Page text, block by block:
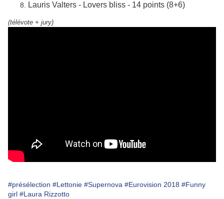
Lauris Valters - Lovers bliss - 14 points (8+6)
(télévote + jury)
#présélection #Lettonie #Supernova #Eurovision 2018 #Funny
girl #Laura Rizzotto